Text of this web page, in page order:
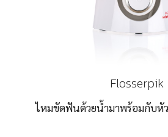
Flosserpik
ไหมขัดฟันด้วยน้ำมาพร้อมกับหั